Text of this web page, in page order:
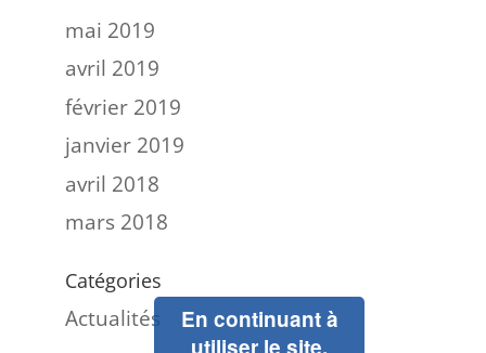
mai 2019
avril 2019
février 2019
janvier 2019
avril 2018
mars 2018
Catégories
Actualités
En continuant à
utiliser le site,